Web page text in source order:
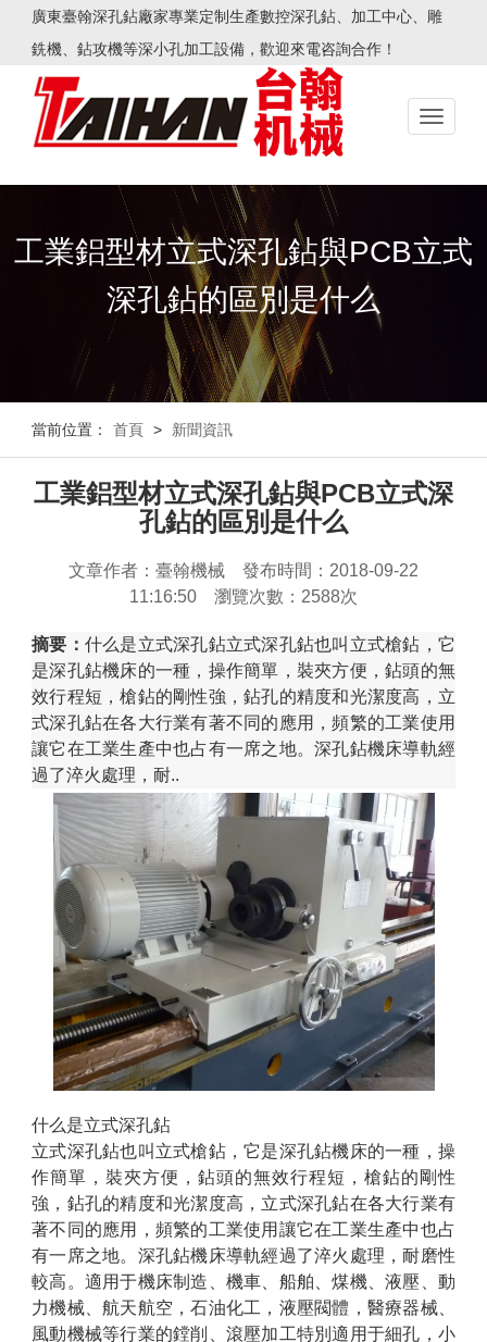
廣東臺翰深孔鉆廠家專業定制生產數控深孔鉆、加工中心、雕
銑機、鉆攻機等深小孔加工設備，歡迎來電咨詢合作！
Toggle
工業鋁型材立式深孔鉆與PCB立式
深孔鉆的區別是什么
當前位置： 首頁 > 新聞資訊
工業鋁型材立式深孔鉆與PCB立式深
孔鉆的區別是什么
文章作者：臺翰機械 發布時間： 2018-09-22
11:16:50 瀏覽次數：2588次
摘要： 什么是立式深孔鉆立式深孔鉆也叫立式槍鉆，它
是深孔鉆機床的一種，操作簡單，裝夾方便，鉆頭的無
效行程短，槍鉆的剛性強，鉆孔的精度和光潔度高，立
式深孔鉆在各大行業有著不同的應用，頻繁的工業使用
讓它在工業生產中也占有一席之地。深孔鉆機床導軌經
過了淬火處理，耐..
什么是立式深孔鉆
立式深孔鉆也叫立式槍鉆，它是深孔鉆機床的一種，操
作簡單，裝夾方便，鉆頭的無效行程短，槍鉆的剛性
強，鉆孔的精度和光潔度高，立式深孔鉆在各大行業有
著不同的應用，頻繁的工業使用讓它在工業生產中也占
有一席之地。深孔鉆機床導軌經過了淬火處理，耐磨性
較高。適用于機床制造、機車、船舶、煤機、液壓、動
力機械、航天航空，石油化工，液壓閥體，醫療器械、
風動機械等行業的鏜削、滾壓加工特別適用于細孔，小